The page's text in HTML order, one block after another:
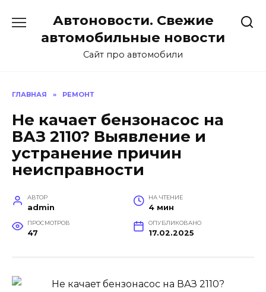
содержанию
Автоновости. Свежие
автомобильные новости
Сайт про автомобили
ГЛАВНАЯ » РЕМОНТ
Не качает бензонасос на
ВАЗ 2110? Выявление и
устранение причин
неисправности
АВТОР
admin
НА ЧТЕНИЕ
4 мин
ПРОСМОТРОВ
47
ОПУБЛИКОВАНО
17.02.2025